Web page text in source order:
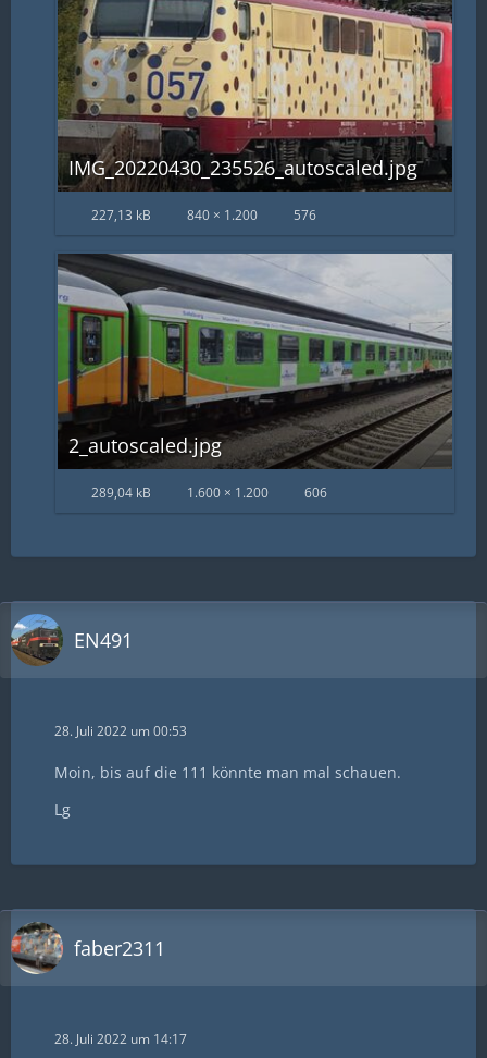
IMG_20220430_235526_autoscaled.jpg
227,13 kB 840 × 1.200 576
2_autoscaled.jpg
289,04 kB 1.600 × 1.200 606
EN491
28. Juli 2022 um 00:53
Moin, bis auf die 111 könnte man mal schauen.
Lg
faber2311
28. Juli 2022 um 14:17